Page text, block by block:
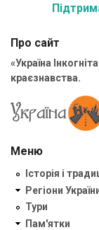
Про сайт
«Україна
краєзнавства.
Меню
Історія і
Регіони
Тури
Пам'ятки